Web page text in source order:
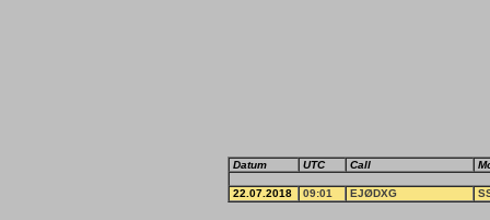
Datum UTC Call
22.07.2018 09:01 EJØDXG